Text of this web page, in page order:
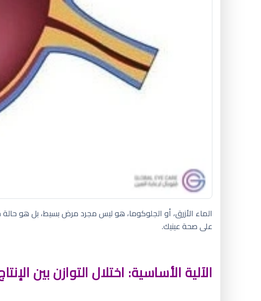
الماء الأزرق، أو الجلوكوما، هو ليس مجرد مرض بسيط، بل هو
على صحة عينيك.
الآلية الأساسية: اختلال التوازن بين